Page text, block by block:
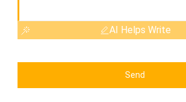
AI Helps Write
Send